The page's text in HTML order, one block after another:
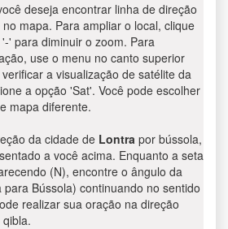
deseja encontrar linha de direção
mapa. Para ampliar o local, clique
' para diminuir o zoom. Para
use o menu no canto superior
a visualização de satélite da
a opção 'Sat'. Você pode escolher
mapa diferente.
da cidade de Lontra por bússola,
a você acima. Enquanto a seta
(N), encontre o ângulo da
Bússola) continuando no sentido
realizar sua oração na direção